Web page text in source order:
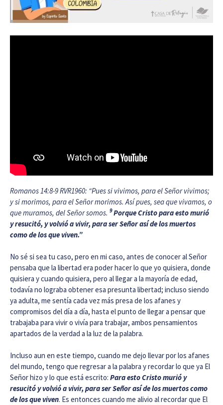
Romanos 14:8-9 RVR1960: “Pues si vivimos, para el Señor vivimos;
y si morimos, para el Señor morimos. Así pues, sea que vivamos, o
que muramos, del Señor somos. 9Porque Cristo para esto murió
y resucitó, y volvió a vivir, para ser Señor así de los muertos
como de los que viven.”
No sé si sea tu caso, pero en mi caso, antes de conocer al Señor
pensaba que la libertad era poder hacer lo que yo quisiera, donde
quisiera y cuando quisiera, pero al llegar a la mayoría de edad,
todavía no lograba obtener esa presunta libertad; incluso siendo
ya adulta, me sentía cada vez más presa de los afanes y
compromisos del día a día, hasta el punto de llegar a pensar que
trabajaba para vivir o vivía para trabajar, ambos pensamientos
apartados de la verdad a la luz de la palabra.
Incluso aun en este tiempo, cuando me dejo llevar por los afanes
del mundo, tengo que regresar a la palabra y recordar lo que ya El
Señor hizo y lo que está escrito: Para esto Cristo murió y
resucitó y volvió a vivir, para ser Señor así de los muertos como
de los que viven. Es entonces cuando me alivio al recordar que El